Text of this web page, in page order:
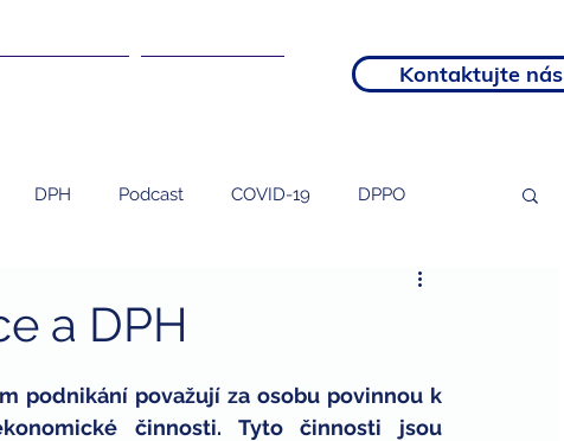
Kontaktujte nás
DPH Podcast COVID-19 DPPO
podnikatelé
finanční gramotnost rozvojový program
a DPH
podnikání považují za osobu povinnou k
činnosti. Tyto činnosti jsou